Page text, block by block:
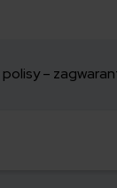
polisy –